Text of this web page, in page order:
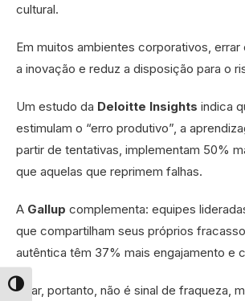
Alternar alto contraste
cultural.
Em muitos ambientes corporativos, errar
a inovação e reduz a disposição para o
Um estudo da Deloitte Insights indica
estimulam o “erro produtivo”, a
partir de tentativas, implementam 50%
que aquelas que reprimem falhas.
A Gallup complementa: equipes
que compartilham seus próprios
autêntica têm 37% mais engajamento e
Errar, portanto, não é sinal de fraqueza,